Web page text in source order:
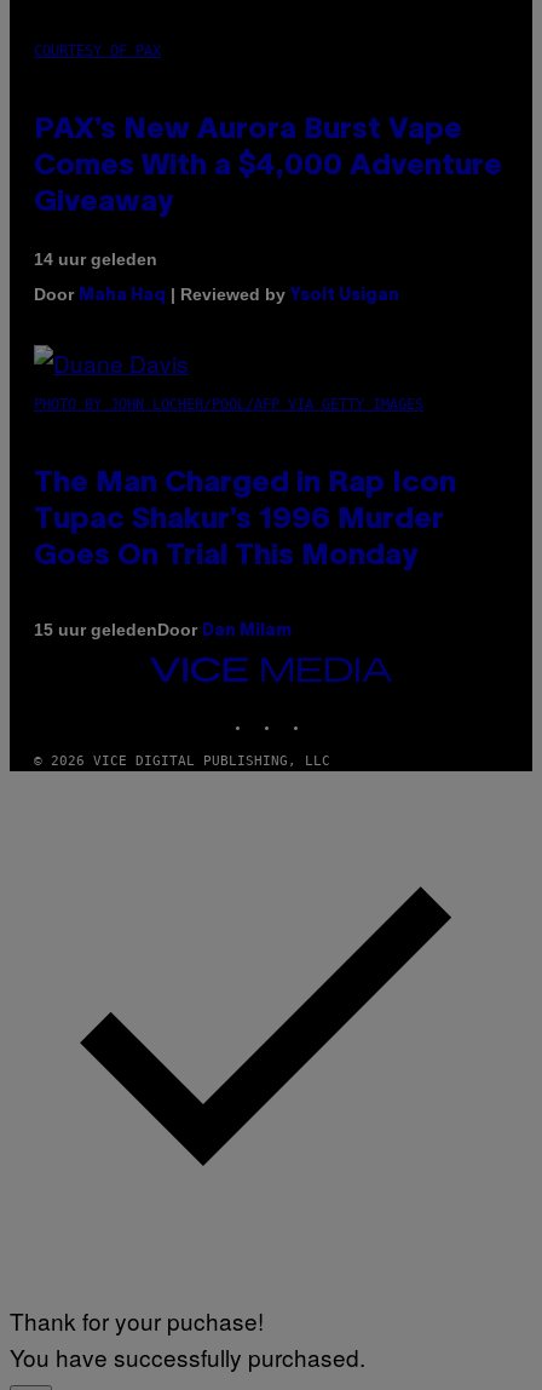
COURTESY OF PAX
PAX’s New Aurora Burst Vape
Comes With a $4,000 Adventure
Giveaway
14 uur geleden
Door Maha Haq | Reviewed by Ysolt Usigan
PHOTO BY JOHN LOCHER/POOL/AFP VIA GETTY IMAGES
The Man Charged in Rap Icon
Tupac Shakur’s 1996 Murder
Goes On Trial This Monday
15 uur geledenDoor Dan Milam
VICE
MEDIA
© 2026 VICE DIGITAL PUBLISHING, LLC
Thank for your puchase!
You have successfully purchased.